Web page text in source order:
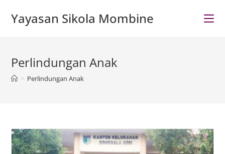
Yayasan Sikola Mombine
Perlindungan Anak
> Perlindungan Anak